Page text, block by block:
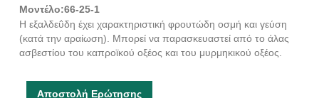
Μοντέλο:66-25-1
Η εξαλδεΰδη έχει χαρακτηριστική φρουτώδη οσμή και γεύση
(κατά την αραίωση). Μπορεί να παρασκευαστεί από το άλας
ασβεστίου του καπροϊκού οξέος και του μυρμηκικού οξέος.
Αποστολή Ερώτησης